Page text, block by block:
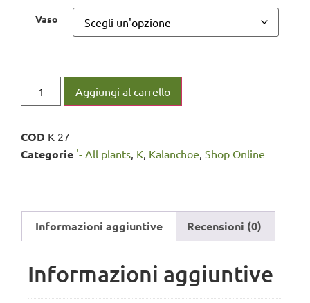
Vaso
Aggiungi al carrello
COD K-27
Categorie '- All plants, K, Kalanchoe, Shop Online
Informazioni aggiuntive Recensioni (0)
Informazioni aggiuntive